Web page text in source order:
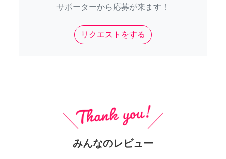
サポーターから応募が来ます！
リクエストをする
みんなのレビュー